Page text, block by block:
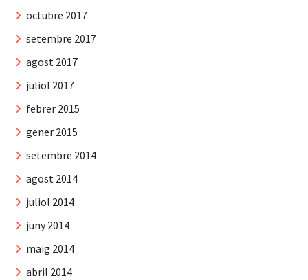
octubre 2017
setembre 2017
agost 2017
juliol 2017
febrer 2015
gener 2015
setembre 2014
agost 2014
juliol 2014
juny 2014
maig 2014
abril 2014